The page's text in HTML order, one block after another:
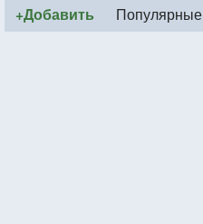
+Добавить Популярные